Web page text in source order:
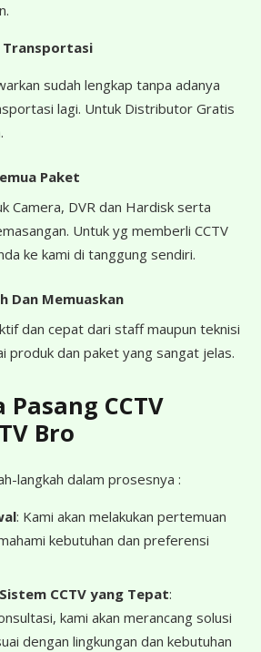
Transportasi
sudah lengkap tanpa adanya
lagi. Untuk Distributor Gratis
Paket
Camera, DVR dan Hardisk serta
Untuk yg memberli CCTV
ke kami di tanggung sendiri.
Dan Memuaskan
dan cepat dari staff maupun teknisi
produk dan paket yang sangat jelas.
Pasang CCTV
Bro
langkah dalam prosesnya :
: Kami akan melakukan pertemuan
kebutuhan dan preferensi
CCTV yang Tepat:
kami akan merancang solusi
dengan lingkungan dan kebutuhan